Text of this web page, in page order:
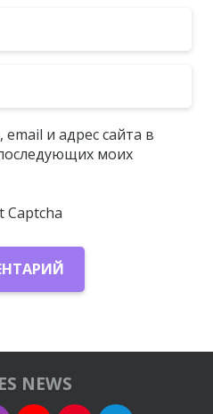
и адрес сайта в
моих
NEWS